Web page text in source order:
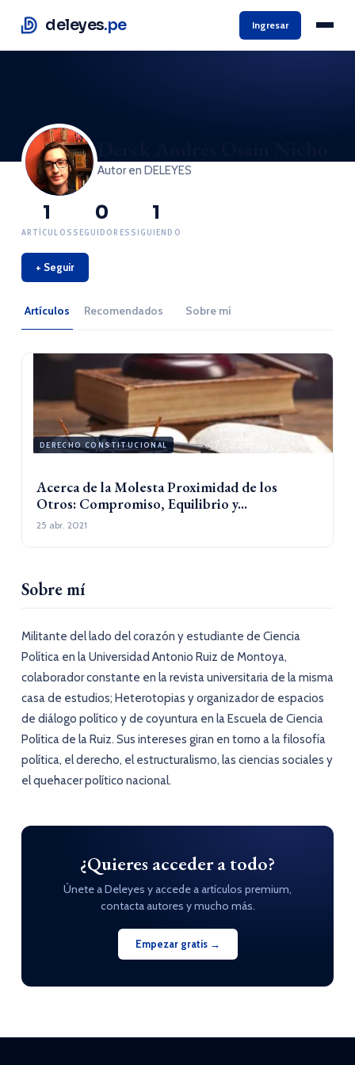
deleyes.pe Ingresar
Derek Andrés Osain Nicho
Autor en DELEYES
1
ARTÍCULOS
0
SEGUIDORES
1
SIGUIENDO
+ Seguir
Artículos Recomendados Sobre mí
DERECHO CONSTITUCIONAL
Acerca de la Molesta Proximidad de los
Otros: Compromiso, Equilibrio y...
25 abr. 2021
Sobre mí
Militante del lado del corazón y estudiante de Ciencia
Política en la Universidad Antonio Ruiz de Montoya,
colaborador constante en la revista universitaria de la misma
casa de estudios; Heterotopias y organizador de espacios
de diálogo político y de coyuntura en la Escuela de Ciencia
Política de la Ruiz. Sus intereses giran en torno a la filosofía
política, el derecho, el estructuralismo, las ciencias sociales y
el quehacer político nacional.
¿Quieres acceder a todo?
Únete a Deleyes y accede a artículos premium,
contacta autores y mucho más.
Empezar gratis →